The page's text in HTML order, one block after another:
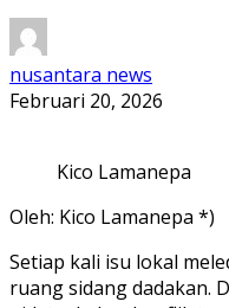
nusantara news
Februari 20, 2026
Kico Lamanepa
Oleh: Kico Lamanepa *)
‎Setiap kali isu lokal
ruang sidang dadakan.